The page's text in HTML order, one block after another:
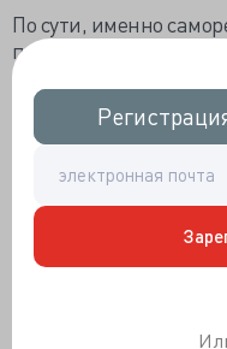
По сути, именно
профессора Рошаля к
медицинской
Национальная
корпоративное
частности,
желание
судебным делам, а
занимаются уже два